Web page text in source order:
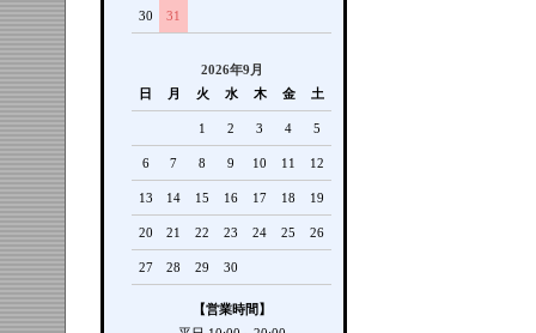
30 31
2026年9月
日
月 火 水 木 金 土
1 2 3 4 5
6 7 8 9 10 11 12
13 14 15 16 17 18 19
20 21 22 23 24 25 26
27 28 29 30
【営業時間】